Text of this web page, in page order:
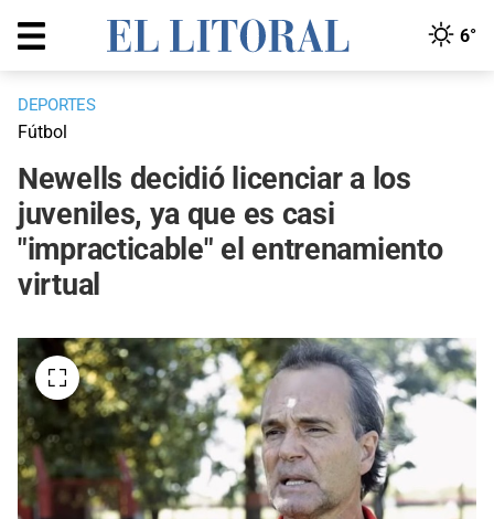
6°
DEPORTES
Fútbol
Newells decidió licenciar a los
juveniles, ya que es casi
"impracticable" el entrenamiento
virtual